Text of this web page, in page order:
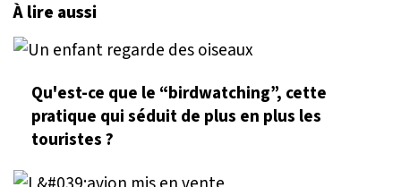
À lire aussi
Qu'est-ce que le “birdwatching”, cette
pratique qui séduit de plus en plus les
touristes ?